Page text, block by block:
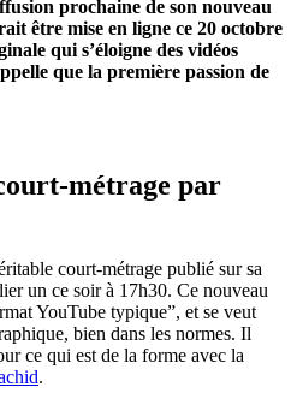
prochaine de son nouveau
être mise en ligne ce 20 octobre
qui s’éloigne des vidéos
que la première passion de
métrage par
court-métrage publié sur sa
un ce soir à 17h30. Ce nouveau
YouTube typique”, et se veut
bien dans les normes. Il
ce qui est de la forme avec la
.